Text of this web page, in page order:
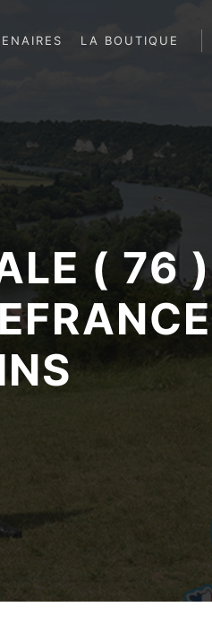
LA BOUTIQUE
( 76 )